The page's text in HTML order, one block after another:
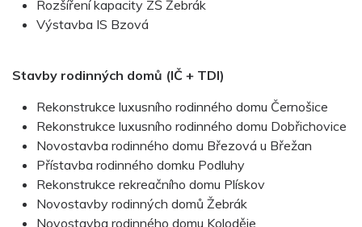
Rozšíření kapacity ZŠ Žebrák
Výstavba IS Bzová
Stavby rodinných domů (IČ + TDI)
Rekonstrukce luxusního rodinného domu Černošice
Rekonstrukce luxusního rodinného domu Dobřichovice
Novostavba rodinného domu Březová u Břežan
Přístavba rodinného domku Podluhy
Rekonstrukce rekreačního domu Plískov
Novostavby rodinných domů Žebrák
Novostavba rodinného domu Koloděje